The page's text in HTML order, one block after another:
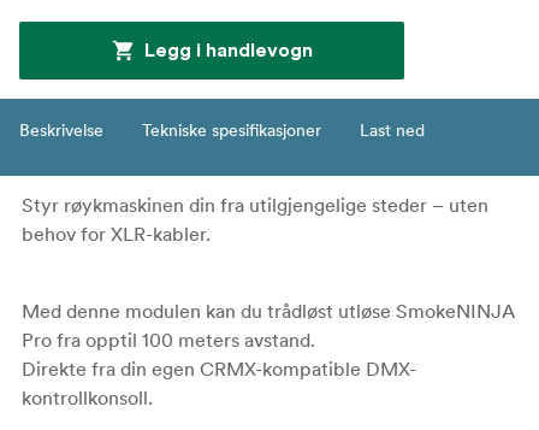
Legg i handlevogn
Beskrivelse Tekniske spesifikasjoner Last ned
Styr røykmaskinen din fra utilgjengelige steder – uten
behov for XLR-kabler.
Med denne modulen kan du trådløst utløse SmokeNINJA
Pro fra opptil 100 meters avstand.
Direkte fra din egen CRMX-kompatible DMX-
kontrollkonsoll.